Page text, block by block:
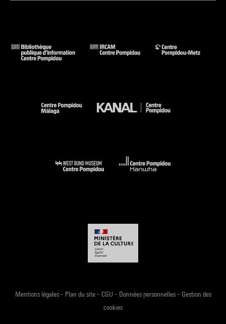
Mentions légales- Plan du site- CGU - Données personnelles- Gestion des
cookies